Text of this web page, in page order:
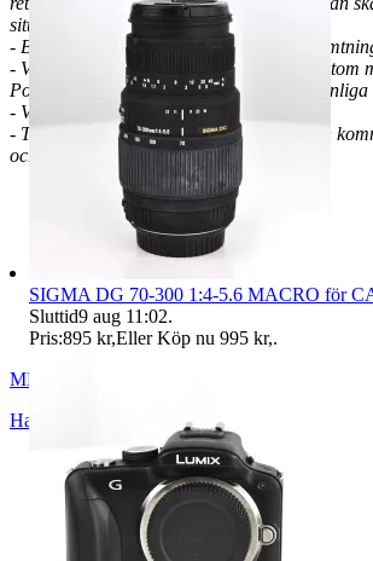
sitt ursprungliga skick.
- Betalning bör ske inom 3 dagar, ej
- Vi sänder allt spårbart via Schenker förutom
Postnord anges och då sker frakten via vanliga
- VMB, Ej avdragbar moms
- Titta in då och då eftersom det hela tiden
och nya fynd!
MBO2018
Hallsberg
SIGMA DG 70-300 1:4-5.6 MACRO för
Sluttid9 aug 11:02.
Pris:895 kr,Eller Köp nu 995 kr,.